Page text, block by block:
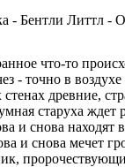
что-то
- точно в
древние,
старуха ждет
и снова
и снова мечет